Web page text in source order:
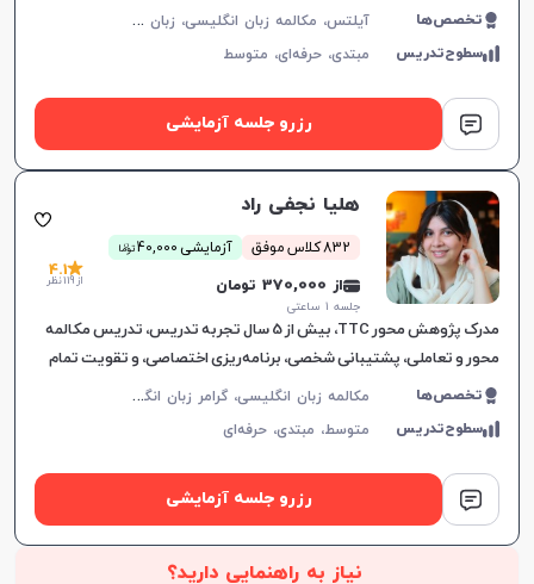
آموزش‌های هدفمند مکالمه.
تخصص‌ها آ
یلتس، مکالمه زبان انگلیسی، زبان انگلیسی عمومی، گرامر زبان انگلیسی، زبان انگلیسی بریتیش، زبان انگلیسی آمریکایی، زبان انگلیسی کنکور سراسری، زبان انگلیسی کنکور ارشد، زبان انگلیسی کنکور کاردانی
سطوح‌تدریس مبتدی،حرفه‌ای، متوسط
رزرو جلسه آزمایشی
هلیا نجفی راد
832 کلاس موفق آزمایشی 40,000 توما
ن
از 370,000 تومان
جلسه ۱ ساعتی
4.1
از 119 نظر
مدرک پژوهش محور TTC، بیش از 5 سال تجربه تدریس، تدریس مکالمه
محور و تعاملی، پشتیبانی شخصی، برنامه‌ریزی اختصاصی، و تقویت تمام
مهارت‌های زبان انگلیسی.
تخصص‌ها م
کالمه زبان انگلیسی، گرامر زبان انگلیسی، زبان انگلیسی آمریکایی، زبان انگلیسی هفتم دبیرستان، زبان انگلیسی هشتم دبیرستان، زبان انگلیسی نهم دبیرستان، زبان انگلیسی دهم دبیرستان، زبان انگلیسی یازدهم دبیرستان، زبان انگلیسی عمومی، زبان انگلیسی دوازدهم دبیرستان، زبان انگلیسی کنکور سراسری، زبان انگلیسی کودکان
سطوح‌تدریس متوسط، مبتدی،حرفه‌ای
رزرو جلسه آزمایشی
نیاز به راهنمایی دارید؟